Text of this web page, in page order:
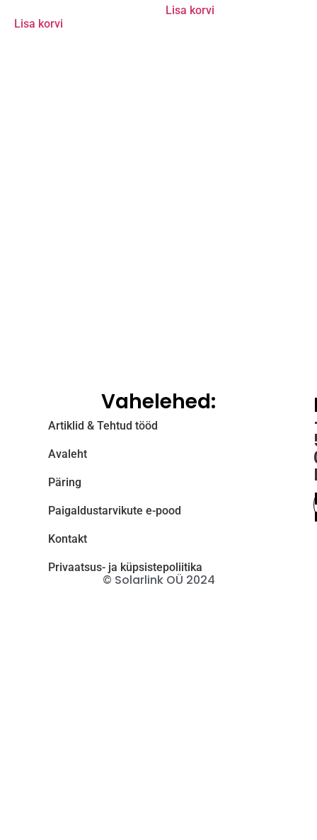
Lisa korvi
Lisa korvi
Vahelehed:
Artiklid & Tehtud tööd
Avaleht
Päring
Paigaldustarvikute e-pood
Kontakt
Privaatsus- ja küpsistepoliitika
© Solarlink OÜ 2024